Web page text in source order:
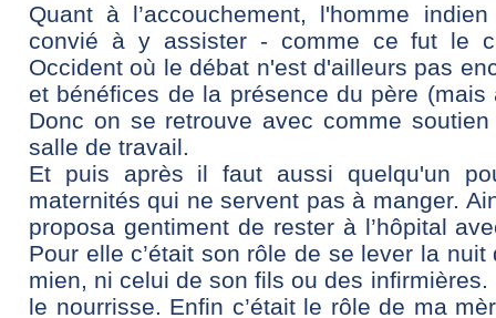
Quant à l’accouchement, l'homme
convié à y assister - comme ce fut le
Occident où le débat n'est d'ailleurs pas
et bénéfices de la présence du père
Donc on se retrouve avec comme
salle de travail.
Et puis après il faut aussi quelqu'un
maternités qui ne servent pas à manger.
proposa gentiment de rester à l’hôpital
Pour elle c’était son rôle de se lever la
mien, ni celui de son fils ou des
le nourrisse. Enfin c’était le rôle de ma